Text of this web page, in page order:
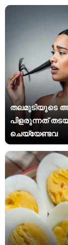
തലമുടിയുടെ
പിളരുന്നത്
ചെയ്യേണ്ടവ